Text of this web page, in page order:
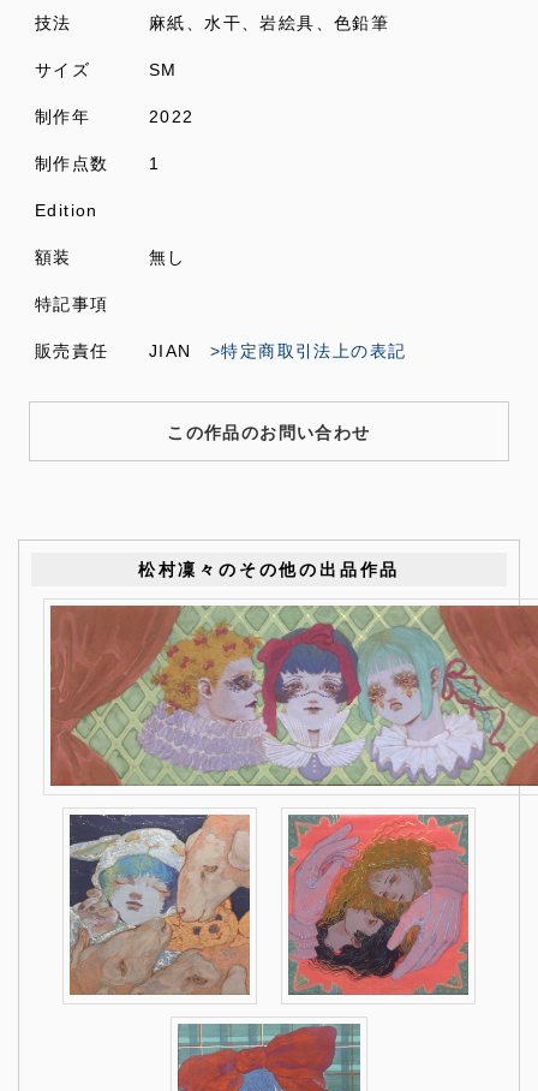
技法 麻紙、水干、岩絵具、色鉛筆
サイズ SM
制作年 2022
制作点数 1
Edition
額装 無し
特記事項
販売責任 JIAN >特定商取引法上の表記
この作品のお問い合わせ
松村凜々のその他の出品作品